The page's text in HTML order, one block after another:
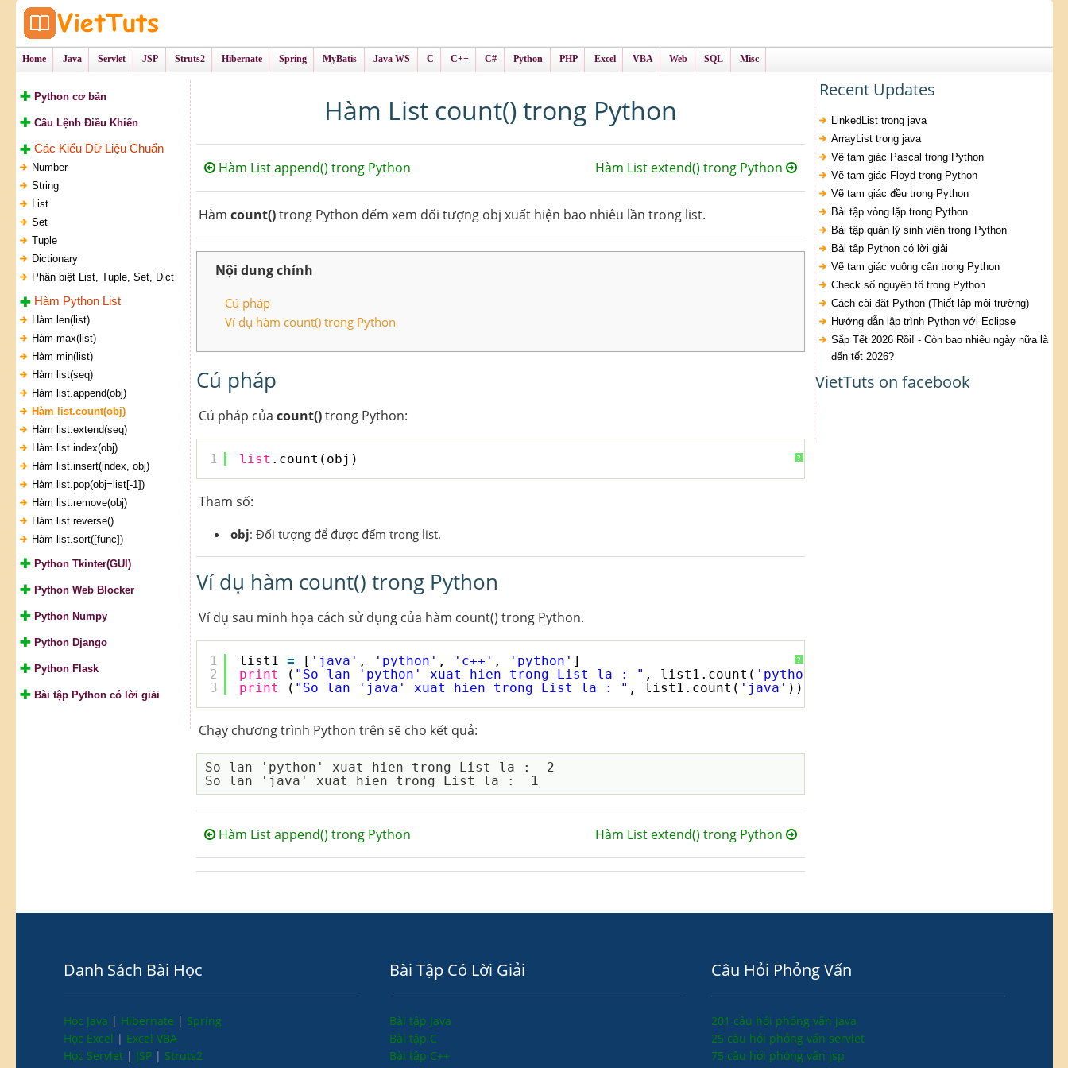
Home Java Servlet JSP Struts2 Hibernate Spring MyBatis Java WS C C++ C# Python PHP Excel VBA Web SQL Misc
Python cơ bản
Câu Lệnh Điều Khiển
Các Kiểu Dữ Liệu Chuẩn
Number
String
List
Set
Tuple
Dictionary
Phân biệt List, Tuple, Set, Dict
Hàm Python List
Hàm len(list)
Hàm max(list)
Hàm min(list)
Hàm list(seq)
Hàm list.append(obj)
Hàm list.count(obj)
Hàm list.extend(seq)
Hàm list.index(obj)
Hàm list.insert(index, obj)
Hàm list.pop(obj=list[-1])
Hàm list.remove(obj)
Hàm list.reverse()
Hàm list.sort([func])
Python Tkinter(GUI)
Python Web Blocker
Python Numpy
Python Django
Python Flask
Bài tập Python có lời giải
Hàm List count() trong Python
Hàm List append() trong Python Hàm List extend() trong Python
Hàm count()trong Python đếm xem đối tượng obj xuất hiện bao nhiêu lần trong list.
Nội dung chính
Cú pháp
Ví dụ hàm count() trong Python
Cú pháp
Cú pháp của count()trong Python:
?
1 list .count(obj)
Tham số:
obj: Đối tượng để được đếm trong list.
Ví dụ hàm count() trong Python
Ví dụ sau minh họa cách sử dụng của hàm count() trong Python.
?
1
2
3
list1 = [ 'java' , 'python' , 'c++' , 'python' ]
print
( "So lan 'python' xuat hien trong List la : " , list1.count( 'python'
print
( "So lan 'java' xuat hien trong List la : " , list1.count( 'java' ))
Chạy chương trình Python trên sẽ cho kết quả:
So lan 'python' xuat hien trong List la :  2
Hàm List append() trong Python Hàm List extend() trong Python
Recent Updates
LinkedList trong java
ArrayList trong java
Vẽ tam giác Pascal trong Python
Vẽ tam giác Floyd trong Python
Vẽ tam giác đều trong Python
Bài tập vòng lặp trong Python
Bài tập quản lý sinh viên trong Python
Bài tập Python có lời giải
Vẽ tam giác vuông cân trong Python
Check số nguyên tố trong Python
Cách cài đặt Python (Thiết lập môi trường)
Hướng dẫn lập trình Python với Eclipse
Sắp Tết 2026 Rồi! - Còn bao nhiêu ngày nữa là
đến tết 2026?
VietTuts on facebook
Danh Sách Bài Học
Học Java | Hibernate | Spring
Học Excel | Excel VBA
Học Servlet | JSP | Struts2
Bài Tập Có Lời Giải
Bài tập Java
Bài tập C
Bài tập C++
Câu Hỏi Phỏng Vấn
201 câu hỏi phỏng vấn java
25 câu hỏi phỏng vấn servlet
75 câu hỏi phỏng vấn jsp